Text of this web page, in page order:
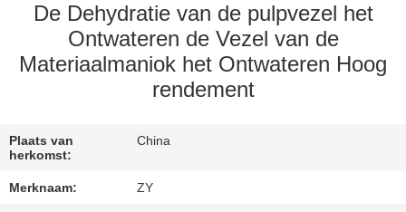
KWALITEITSCONTROLE
CONTACTEER
NIEUWS
De Dehydratie van de pulpvezel het
Ontwateren de Vezel van de
Materiaalmaniok het Ontwateren Hoog
rendement
Plaats van
herkomst:
China
Merknaam: ZY